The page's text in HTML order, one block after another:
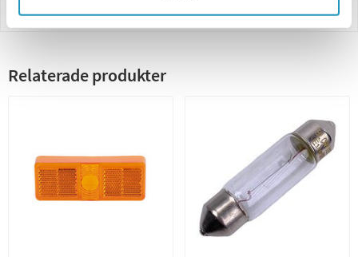
Betalning
Relaterade produkter